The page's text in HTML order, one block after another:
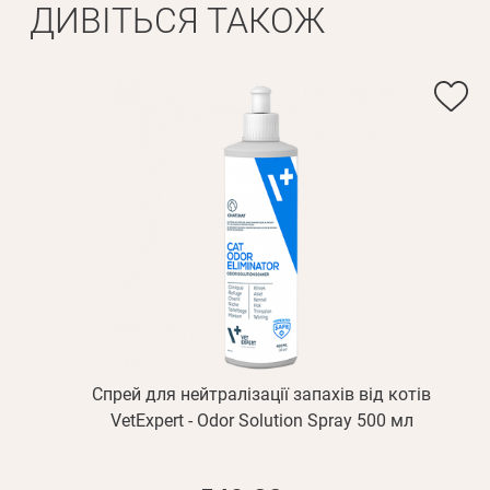
ДИВІТЬСЯ ТАКОЖ
Спрей для нейтралізації запахів від котів
VetExpert - Odor Solution Spray 500 мл
Ім'я*